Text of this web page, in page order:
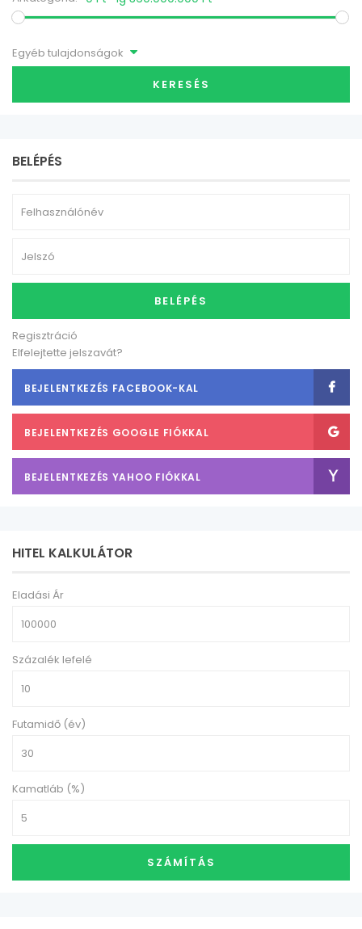
Egyéb tulajdonságok
KERESÉS
BELÉPÉS
BELÉPÉS
Regisztráció
Elfelejtette jelszavát?
BEJELENTKEZÉS FACEBOOK-KAL
BEJELENTKEZÉS GOOGLE FIÓKKAL
BEJELENTKEZÉS YAHOO FIÓKKAL
HITEL KALKULÁTOR
Eladási Ár
Százalék lefelé
Futamidő (év)
Kamatláb (%)
SZÁMÍTÁS